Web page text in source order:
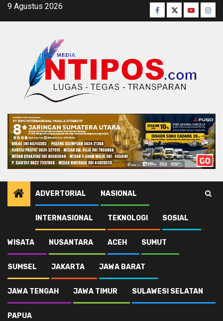
Skip9 Agustus 2026 Facebook
TwitterYoutube
ADVERTORIAL NASIONAL
INTERNASIONAL TEKNOLOGI SOSIAL
WISATA NUSANTARA ACEH SUMUT
SUMSEL JAKARTA JAWA BARAT
JAWA TENGAH JAWA TIMUR SULAWESI SELATAN
PAPUA